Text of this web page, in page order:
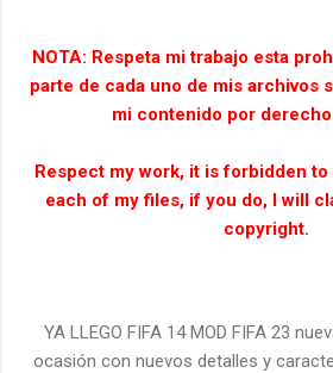
NOTA: Respeta mi trabajo esta
parte de cada uno de mis archivos
mi contenido por
Respect my work, it is forbidden
each of my files, if you do, I will
copyright.
YA LLEGO FIFA 14 MOD FIFA 23
ocasión con nuevos detalles y